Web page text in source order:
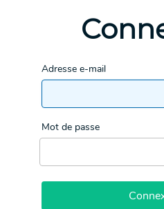
Adresse e-mail
Mot de passe